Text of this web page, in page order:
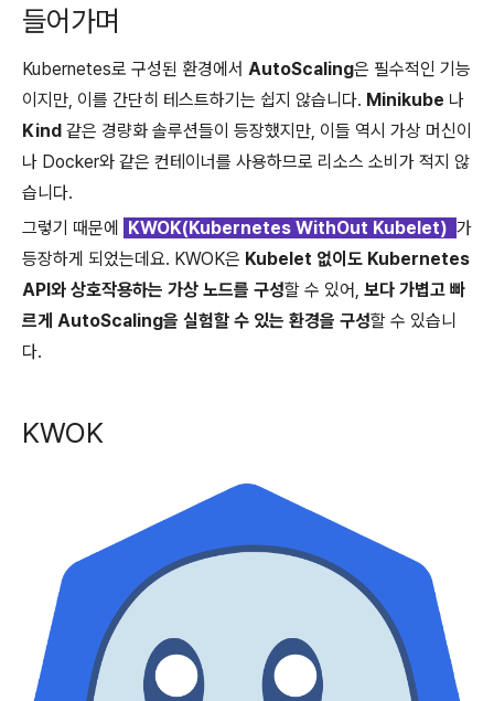
들어가며
Kubernetes로 구성된 환경에서 AutoScaling은 필수적인 기능
이지만, 이를 간단히 테스트하기는 쉽지 않습니다. Minikube 나
Kind 같은 경량화 솔루션들이 등장했지만, 이들 역시 가상 머신이
나 Docker와 같은 컨테이너를 사용하므로 리소스 소비가 적지 않
습니다.
그렇기 때문에
KWOK(Kubernetes WithOut Kubelet) 가
등장하게 되었는데요. KWOK은 Kubelet 없이도 Kubernetes
API와 상호작용하는 가상 노드를 구성할 수 있어, 보다 가볍고 빠
르게 AutoScaling을 실험할 수 있는 환경을 구성할 수 있습니
다.
KWOK